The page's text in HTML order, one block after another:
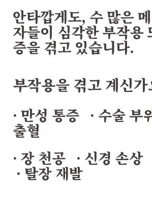
안타깝게도, 수 많은
자들이 심각한 부작용
증을 겪고 있습니다.
부작용을 겪고 계신가
· 만성 통증 · 수술 부
출혈
· 장 천공 · 신경 손상
· 탈장 재발